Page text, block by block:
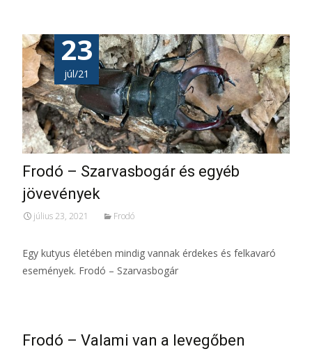
23
júl/21
Frodó – Szarvasbogár és egyéb
jövevények
július 23, 2021 Frodó
Egy kutyus életében mindig vannak érdekes és felkavaró
események. Frodó – Szarvasbogár
Frodó – Valami van a levegőben